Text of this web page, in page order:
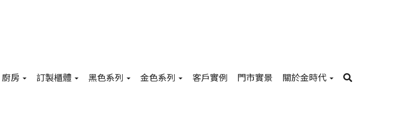
廚房 訂製櫃體 黑色系列 金色系列 客戶實例 門市實景 關於金時代